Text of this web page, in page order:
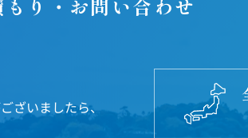
もり・お問い合わせ
ざいましたら、